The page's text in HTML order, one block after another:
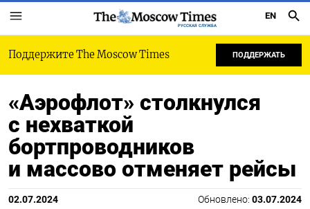
РУССКАЯ СЛУЖБА
EN
Поддержите The Moscow Times ПОДДЕРЖАТЬ
«Аэрофлот» столкнулся
с нехваткой
бортпроводников
и массово отменяет рейсы
02.07.2024 Обновлено: 03.07.2024